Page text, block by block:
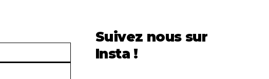
Suivez nous sur
Insta !